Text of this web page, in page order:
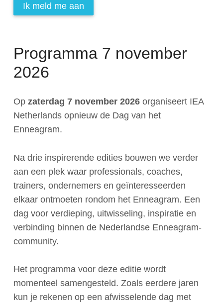
Ik meld me aan
Programma 7 november
2026
Op zaterdag 7 november 2026organiseert IEA
Netherlands opnieuw de Dag van het
Enneagram.
Na drie inspirerende edities bouwen we verder
aan een plek waar professionals, coaches,
trainers, ondernemers en geïnteresseerden
elkaar ontmoeten rondom het Enneagram. Een
dag voor verdieping, uitwisseling, inspiratie en
verbinding binnen de Nederlandse Enneagram-
community.
Het programma voor deze editie wordt
momenteel samengesteld. Zoals eerdere jaren
kun je rekenen op een afwisselende dag met